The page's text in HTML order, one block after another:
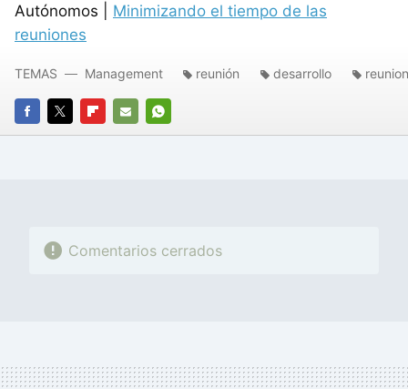
Autónomos | Minimizando el tiempo de las
reuniones
FACEBOOK
TWITTERFLIPBOARD
E-
WHATSAPP
TEMAS Management reunión desarrollo
Comentarios cerrados